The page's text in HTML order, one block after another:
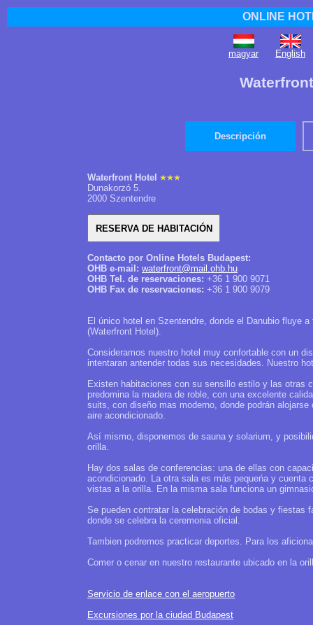
ONLINE
magyar English
Descripción
Waterfront Hotel
Dunakorzó 5.
2000 Szentendre
Contacto por Online Hotels Budapest:
OHB e-mail: waterfront@mail.ohb.hu
OHB Tel. de reservaciones: +36 1 900 9071
OHB Fax de reservaciones: +36 1 900 9079
El único hotel en Szentendre, donde el Danubio fluye
(Waterfront Hotel).
Consideramos nuestro hotel muy confortable con un
intentaran antender todas sus necesidades. Nuestro
Existen habitaciones con su sensillo estilo y las otras
predomina la madera de roble, con una excelente
suits, con diseño mas moderno, donde podrán
aire acondicionado.
Así mismo, disponemos de sauna y solarium, y
orilla.
Hay dos salas de conferencias: una de ellas con
acondicionado. La otra sala es más pequeńa y cuenta
vistas a la orilla. En la misma sala funciona un
Se pueden contratar la celebración de bodas y fiestas
donde se celebra la ceremonia oficial.
Tambien podremos practicar deportes. Para los
Comer o cenar en nuestro restaurante ubicado en la
Servicio de enlace con el aeropuerto
Excursiones por la ciudad Budapest